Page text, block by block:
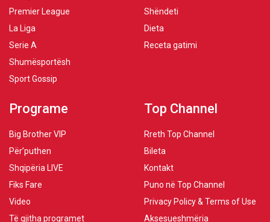
Premier League
La Liga
Serie A
Shumësportësh
Sport Gossip
Shëndeti
Dieta
Receta gatimi
Programe
Big Brother VIP
Për’puthen
Shqipëria LIVE
Fiks Fare
Video
Të gjitha programet
Top Channel
Rreth Top Channel
Bileta
Kontakt
Puno në Top Channel
Privacy Policy & Terms of Use
Aksesueshmëria